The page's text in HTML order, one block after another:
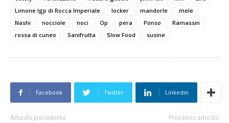
Limone Igp di Rocca Imperiale
locker mandorle
mele
Nashi
nocciole noci Op pera Ponso
Ramassin
rossa di cuneo
Sanifrutta Slow Food susine
Facebook Twitter Linkedin
Articolo precedente Prossimo articolo